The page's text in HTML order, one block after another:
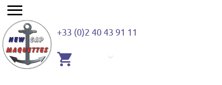
+33 (0)2 40 43 91 11